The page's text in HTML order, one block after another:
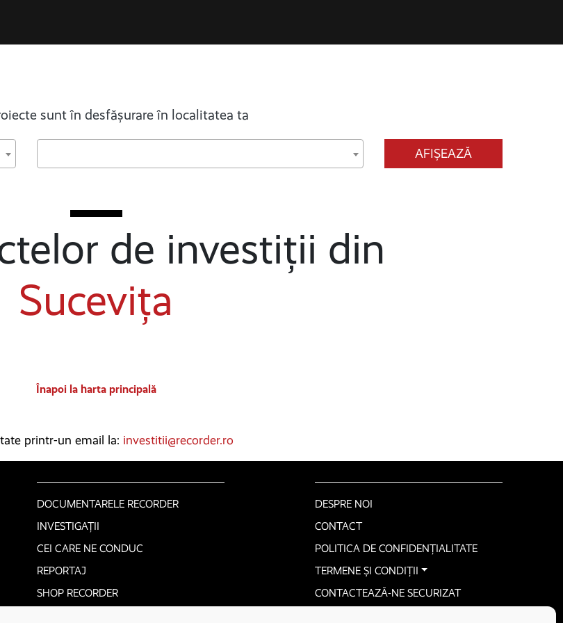
sunt în desfășurare în localitatea ta
AFIȘEAZĂ
de investiții din
Sucevița
Înapoi la harta principală
printr-un email la: investitii@recorder.ro
DOCUMENTARELE RECORDER
INVESTIGAȚII
CEI CARE NE CONDUC
REPORTAJ
SHOP RECORDER
DESPRE NOI
CONTACT
POLITICA DE CONFIDENȚIALITATE
TERMENE ȘI CONDIȚII
CONTACTEAZĂ-NE SECURIZAT